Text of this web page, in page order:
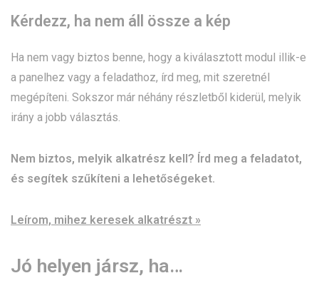
Kérdezz, ha nem áll össze a kép
Ha nem vagy biztos benne, hogy a kiválasztott modul illik-e
a panelhez vagy a feladathoz, írd meg, mit szeretnél
megépíteni. Sokszor már néhány részletből kiderül, melyik
irány a jobb választás.
Nem biztos, melyik alkatrész kell? Írd meg a feladatot,
és segítek szűkíteni a lehetőségeket.
Leírom, mihez keresek alkatrészt »
Jó helyen jársz, ha…